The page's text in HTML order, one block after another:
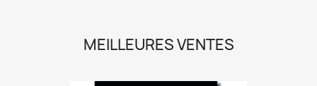
MEILLEURES VENTES